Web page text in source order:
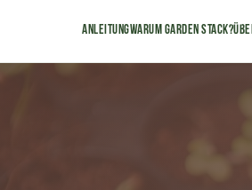
AnleitungWarum Garden Stack?